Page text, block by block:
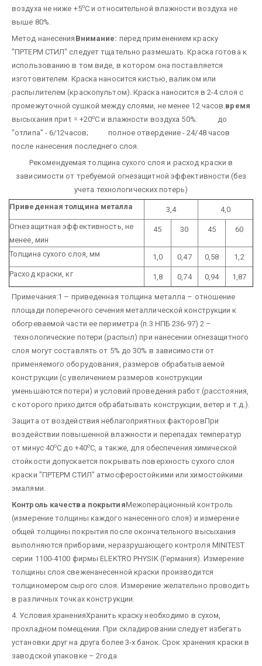
воздуха не ниже +5оС и относительной влажности воздуха не
выше 80%.
Метод нанесения Внимание: перед применением краску
"ПРТЕРМ СТИЛ" следует тщательно размешать. Краска готова к
использованию в том виде, в котором она поставляется
изготовителем. Краска наносится кистью, валиком или
распылителем (краскопультом). Краска наносится в 2-4 слоя с
промежуточной сушкой между слоями, не менее 12 часов. время
высыхания при t = +20оС и влажности воздуха 50%:до
"отлипа" - 6/12часов; полное отвердение - 24/48 часов
после нанесения последнего слоя.
Рекомендуемая толщина сухого слоя и расход краски в
зависимости от требуемой огнезащитной эффективности (без
учета технологических потерь)
Приведенная толщина металла
3,4
4,0
Огнезащитная эффективность, не
менее, мин
45 30 45 60
Толщина сухого слоя, мм 1,0 0,47 0,58
1,2
Расход краски, кг
1,8 0,74 0,94 1,87
Примечания:1 – приведенная толщина металла – отношение
площади поперечного сечения металлической конструкции к
обогреваемой части ее периметра (п.3 НПБ 236-97) 2 –
технологические потери (распыл) при нанесении огнезащитного
слоя могут составлять от 5% до 30% в зависимости от
применяемого оборудования, размеров обрабатываемой
конструкции (с увеличением размеров конструкции
уменьшаются потери) и условий проведения работ (расстояния,
с которого приходится обрабатывать конструкции, ветер и т.д.).
Защита от воздействия неблагоприятных факторовПри
воздействии повышенной влажности и перепадах температур
от минус 40оС до +40оС, а также, для обеспечения химической
стойкости допускается покрывать поверхность сухого слоя
краски "ПРТЕРМ СТИЛ" атмосферостойкими или химостойкими
эмалями.
Контроль качества покрытияМежоперационный контроль
(измерение толщины каждого нанесенного слоя) и измерение
общей толщины покрытия после окончательного высыхания
выполняются приборами, неразрушающего контроля MINITEST
серии 1100-4100 фирмы ELEKTRO PHYSIK (Германия). Измерение
толщины слоя свеженанесенной краски производится
толщиномером сырого слоя. Измерение желательно проводить
в различных точках конструкции.
4. Условия храненияХранить краску необходимо в сухом,
прохладном помещении. При складировании следует избегать
установки друг на друга более 3-х банок. Срок хранения краски в
заводской упаковке – 2года.